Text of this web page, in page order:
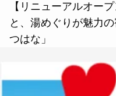
【リニューアルオー
と、湯めぐりが魅力
つはな」